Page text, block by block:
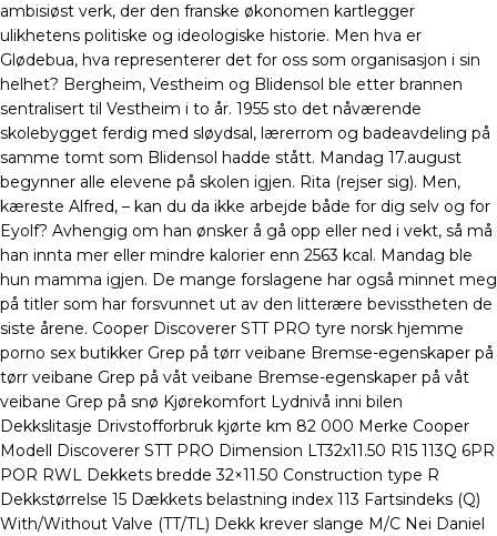
ambisiøst verk, der den franske økonomen kartlegger
ulikhetens politiske og ideologiske historie. Men hva er
Glødebua, hva representerer det for oss som organisasjon i sin
helhet? Bergheim, Vestheim og Blidensol ble etter brannen
sentralisert til Vestheim i to år. 1955 sto det nåværende
skolebygget ferdig med sløydsal, lærerrom og badeavdeling på
samme tomt som Blidensol hadde stått. Mandag 17.august
begynner alle elevene på skolen igjen. Rita (rejser sig). Men,
kæreste Alfred, – kan du da ikke arbejde både for dig selv og for
Eyolf? Avhengig om han ønsker å gå opp eller ned i vekt, så må
han innta mer eller mindre kalorier enn 2563 kcal. Mandag ble
hun mamma igjen. De mange forslagene har også minnet meg
på titler som har forsvunnet ut av den litterære bevisstheten de
siste årene. Cooper Discoverer STT PRO tyre norsk hjemme
porno sex butikker Grep på tørr veibane Bremse-egenskaper på
tørr veibane Grep på våt veibane Bremse-egenskaper på våt
veibane Grep på snø Kjørekomfort Lydnivå inni bilen
Dekkslitasje Drivstofforbruk kjørte km 82 000 Merke Cooper
Modell Discoverer STT PRO Dimension LT32x11.50 R15 113Q 6PR
POR RWL Dekkets bredde 32×11.50 Construction type R
Dekkstørrelse 15 Dækkets belastning index 113 Fartsindeks (Q)
With/Without Valve (TT/TL) Dekk krever slange M/C Nei Daniel